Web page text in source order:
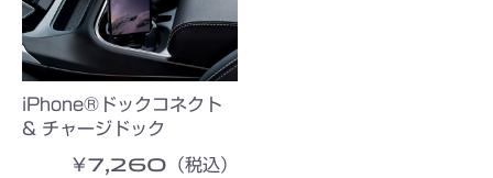
iPhone®ドックコネクト
& チャージドック
￥7,260（税込）